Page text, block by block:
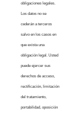
obligaciones legales.
Los datos no se
cederán a terceros
salvo en los casos en
que exista una
obligación legal. Usted
puede ejercer sus
derechos de acceso,
rectificación, limitación
del tratamiento,
portabilidad, oposición